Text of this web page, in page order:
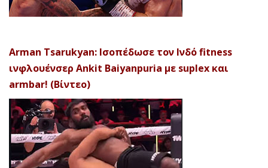
Arman Tsarukyan: Ισοπέδωσε τον Ινδό fitness
ινφλουένσερ Ankit Baiyanpuria με suplex και
armbar! (Βίντεο)